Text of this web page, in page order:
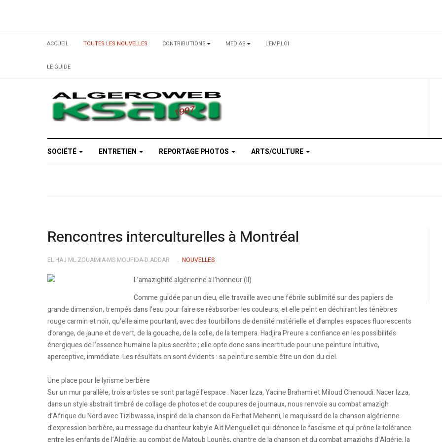
ACCUEIL TOUTES LES NOUVELLES CONTRIBUTIONS MEDIAS L'EMPLOI
LE GUIDE
SOCIÉTÉ ENTRETIEN REPORTAGE PHOTOS ARTS/CULTURE
Rencontres interculturelles à Montréal
EL HAJ ML ZOUAÏMIA-MS MOUFIDA-D.ADDAR NOUVELLES
L’amazighité algérienne à l’honneur (II)
Comme guidée par un dieu, elle travaille avec une fébrile sublimité sur des papiers de
grande dimension, trempés dans l’eau pour faire se réabsorber les couleurs, et elle peint en déchirant les ténèbres
rouge carmin et noir, qu’elle aime pourtant, avec des tourbillons de densité matérielle et d’amples espaces fluorescents
d’orange, de jaune et de vert, de la gouache, de la colle, de la tempera. Hadjira Preure a confiance en les possibilités
énergiques de l’essence humaine la plus secrète ; elle opte donc sans incertitude pour une peinture intuitive,
aperceptive, immédiate. Les résultats en sont évidents : sa peinture semble être un don du ciel.
Une place pour le lyrisme berbère
Sur un mur parallèle, trois artistes se sont partagé l’espace : Nacer Izza, Yacine Brahami et Miloud Chenoudi. Nacer Izza,
dans un style abstrait timbré de collage de photos et de coupures de journaux, nous renvoie au combat amazigh
d’Afrique du Nord avec Tizibwassa, inspiré de la chanson de Ferhat Mehenni, le maquisard de la chanson algérienne
d’expression berbère, au message du chanteur kabyle Aït Menguellet qui dénonce le fascisme et qui prône la tolérance
entre les enfants de l’Algérie, au combat de Matoub Lounès, chantre de la chanson et du combat amazighs d’Algérie, la